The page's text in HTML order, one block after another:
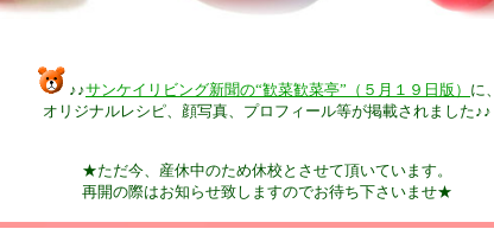
♪♪サンケイリビング新聞の“歓菜歓菜亭”（５月１９日版） に、
オリジナルレシピ、顔写真、プロフィール等が掲載されました♪♪
★ただ今、産休中のため休校とさせて頂いています。
再開の際はお知らせ致しますのでお待ち下さいませ★